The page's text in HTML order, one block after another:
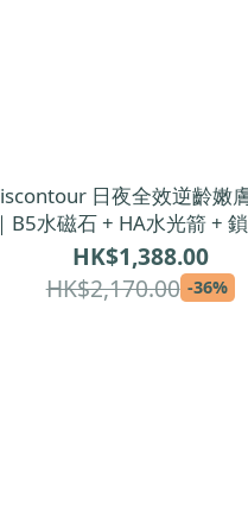
日夜全效逆齡嫩
｜B5水磁石 + HA水光箭 +
｜醫學級雙重精華＋日霜修護
HK$1,388.00
HK$2,170.00 -36%